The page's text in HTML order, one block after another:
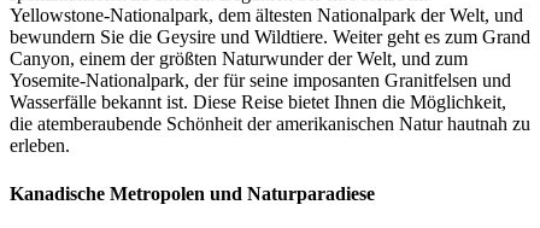
Yellowstone-Nationalpark, dem ältesten Nationalpark der Welt, und
bewundern Sie die Geysire und Wildtiere. Weiter geht es zum Grand
Canyon, einem der größten Naturwunder der Welt, und zum
Yosemite-Nationalpark, der für seine imposanten Granitfelsen und
Wasserfälle bekannt ist. Diese Reise bietet Ihnen die Möglichkeit,
die atemberaubende Schönheit der amerikanischen Natur hautnah zu
erleben.
Kanadische Metropolen und Naturparadiese